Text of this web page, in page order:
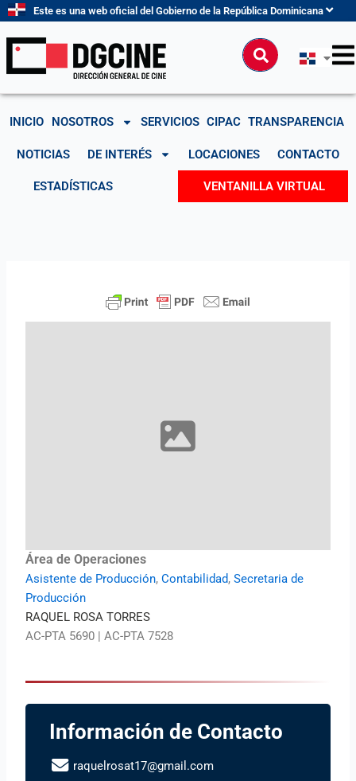
contenido
Este es una web oficial del Gobierno de la República Dominicana
Buscar
INICIO NOSOTROS SERVICIOS CIPAC TRANSPARENCIA
NOTICIAS DE INTERÉS LOCACIONES CONTACTO
ESTADÍSTICAS VENTANILLA VIRTUAL
Área de Operaciones
Asistente de Producción,Contabilidad,Secretaria de
Producción
RAQUEL ROSA TORRES
AC-PTA 5690 | AC-PTA 7528
Información de Contacto
raquelrosat17@gmail.com